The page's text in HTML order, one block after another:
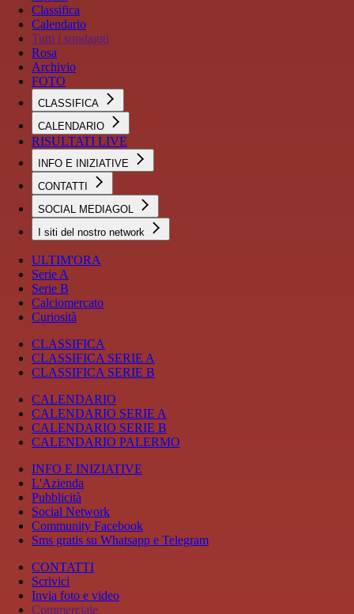
Classifica
Calendario
Tutti i sondaggi
Rosa
Archivio
FOTO
CLASSIFICA
CALENDARIO
RISULTATI LIVE
INFO E INIZIATIVE
CONTATTI
SOCIAL MEDIAGOL
I siti del nostro network
ULTIM'ORA
Serie A
Serie B
Calciomercato
Curiosità
CLASSIFICA
CLASSIFICA SERIE A
CLASSIFICA SERIE B
CALENDARIO
CALENDARIO SERIE A
CALENDARIO SERIE B
CALENDARIO PALERMO
INFO E INIZIATIVE
L'Azienda
Pubblicità
Social Network
Community Facebook
Sms gratis su Whatsapp e Telegram
CONTATTI
Scrivici
Invia foto e video
Commerciale